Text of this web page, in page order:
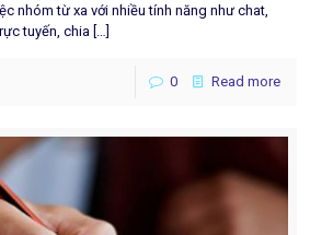
nhóm từ xa với nhiều tính năng như chat,
tuyến, chia […]
0 Read more